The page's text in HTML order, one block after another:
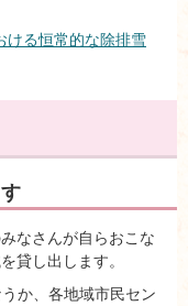
ける恒常的な除排雪
なさんが自らおこな
貸し出します。
か、各地域市民セン